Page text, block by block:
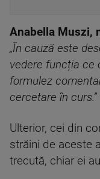
Anabella Muszi,
„În cauză este
vedere funcția ce
formulez
cercetare în curs.”
Ulterior, cei din
străini de aceste
trecută, chiar ei